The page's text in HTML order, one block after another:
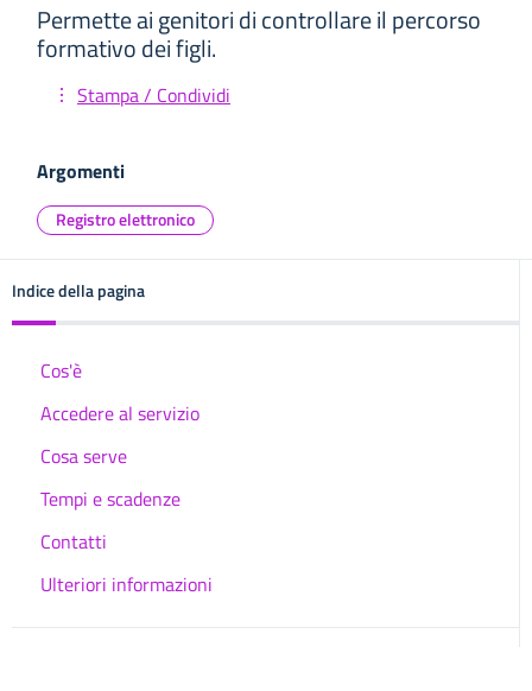
Permette ai genitori di controllare il percorso
formativo dei figli.
Stampa / Condividi
Argomenti
Registro elettronico
Indice della pagina
Cos'è
Accedere al servizio
Cosa serve
Tempi e scadenze
Contatti
Ulteriori informazioni